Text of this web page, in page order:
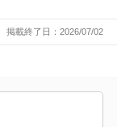
掲載終了日：2026/07/02